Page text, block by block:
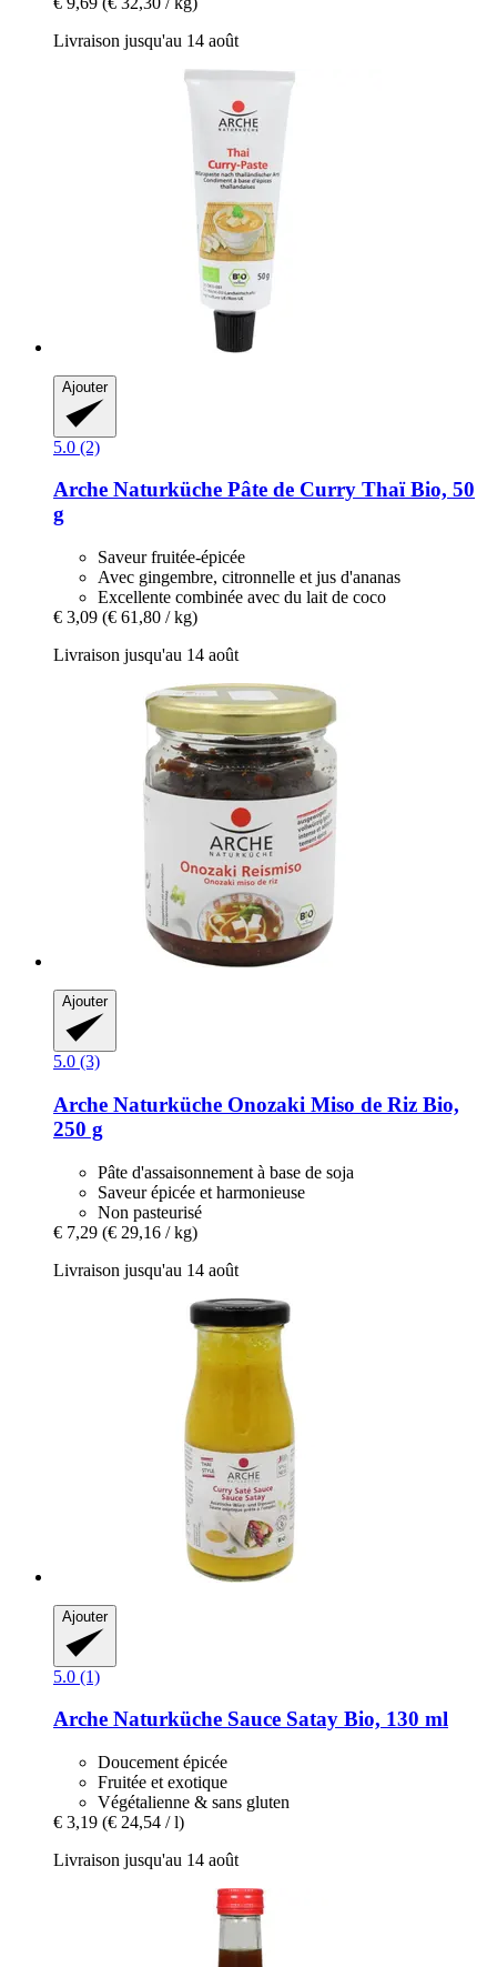
Livraison jusqu'au 14 août
Ajouter
5.0 (2)
Arche Naturküche Pâte de Curry Thaï Bio, 50
g
Saveur fruitée-épicée
Avec gingembre, citronnelle et jus d'ananas
Excellente combinée avec du lait de coco
€ 3,09 (€ 61,80 / kg)
Livraison jusqu'au 14 août
Ajouter
5.0 (3)
Arche Naturküche Onozaki Miso de Riz Bio,
250 g
Pâte d'assaisonnement à base de soja
Saveur épicée et harmonieuse
Non pasteurisé
€ 7,29 (€ 29,16 / kg)
Livraison jusqu'au 14 août
Ajouter
5.0 (1)
Arche Naturküche Sauce Satay Bio, 130 ml
Doucement épicée
Fruitée et exotique
Végétalienne & sans gluten
€ 3,19 (€ 24,54 / l)
Livraison jusqu'au 14 août